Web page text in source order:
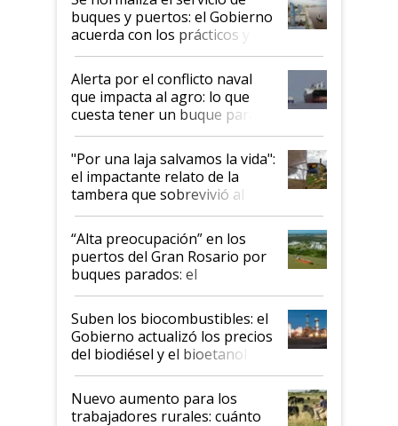
buques y puertos: el Gobierno
acuerda con los prácticos y
suspende el decreto de
desregulación
Alerta por el conflicto naval
que impacta al agro: lo que
cuesta tener un buque parado
y el peligro de que Argentina
pase a ser "país sucio"
"Por una laja salvamos la vida":
el impactante relato de la
tambera que sobrevivió al
tornado
“Alta preocupación” en los
puertos del Gran Rosario por
buques parados: el
funcionamiento de las
exportadoras en tensión tras
la medida de fuerza de los
prácticos
Suben los biocombustibles: el
Gobierno actualizó los precios
del biodiésel y el bioetanol
Nuevo aumento para los
trabajadores rurales: cuánto